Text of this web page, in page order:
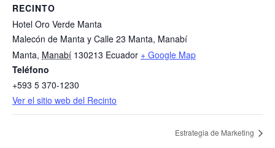
RECINTO
Hotel Oro Verde Manta
Malecón de Manta y Calle 23 Manta, Manabí
Manta, Manabí 130213 Ecuador + Google Map
Teléfono
+593 5 370-1230
Ver el sitio web del Recinto
Estrategia de Marketing